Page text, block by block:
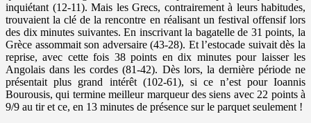
inquiétant (12-11). Mais les Grecs, contrairement à leurs habitudes,
trouvaient la clé de la rencontre en réalisant un festival offensif lors
des dix minutes suivantes. En inscrivant la bagatelle de 31 points, la
Grèce assommait son adversaire (43-28). Et l’estocade suivait dès la
reprise, avec cette fois 38 points en dix minutes pour laisser les
Angolais dans les cordes (81-42). Dès lors, la dernière période ne
présentait plus grand intérêt (102-61), si ce n’est pour Ioannis
Bourousis, qui termine meilleur marqueur des siens avec 22 points à
9/9 au tir et ce, en 13 minutes de présence sur le parquet seulement !